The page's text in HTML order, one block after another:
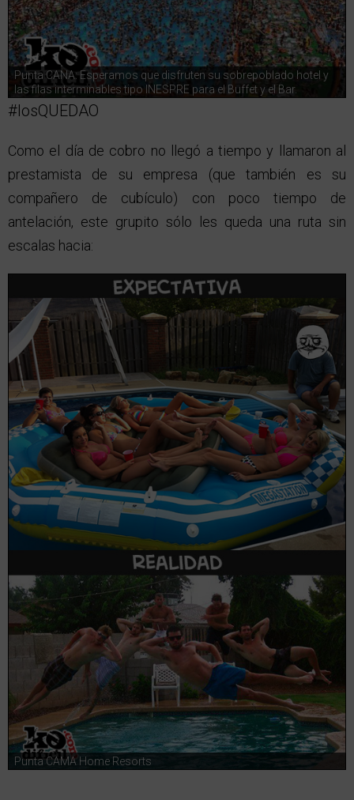
Punta CANA: Esperamos que disfruten su sobrepoblado hotel y
las filas interminables tipo INESPRE para el Buffet y el Bar.
#losQUEDAO
Como el día de cobro no llegó a tiempo y llamaron al
prestamista de su empresa (que también es su
compañero de cubículo) con poco tiempo de
antelación, este grupito sólo les queda una ruta sin
escalas hacia:
Punta CAMA Home Resorts